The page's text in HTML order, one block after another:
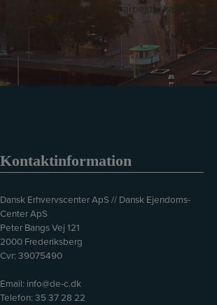
Har du spørgsmål til vores arbejde, kan du
hurtigst muligt!
Kontaktinformation
Dansk Erhvervscenter ApS // Dansk Ejendoms-
Center ApS
Peter Bangs Vej 121
2000 Frederiksberg
Cvr: 39075490
Email: info@de-c.dk
Telefon: 35 37 28 22